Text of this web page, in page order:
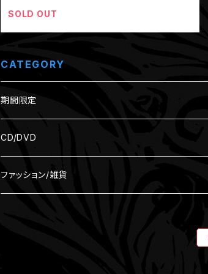
SOLD OUT
CATEGORY
期間限定
CD/DVD
ファッション/雑貨